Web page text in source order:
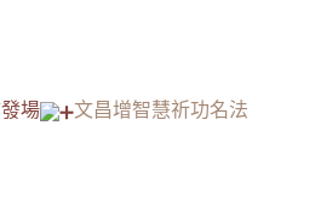
場
文昌增智慧祈功名法